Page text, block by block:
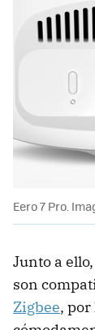
Eero 7 Pro.
Junto a
son
Zigbee,